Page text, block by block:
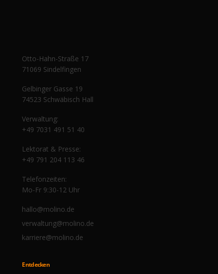
Otto-Hahn-Straße 17
71069 Sindelfingen
Gelbinger Gasse 19
74523 Schwäbisch Hall
Verwaltung:
+49 7031 491 51 40
Lektorat & Presse:
+49 791 204 113 46
Telefonzeiten:
Mo-Fr 9:30-12 Uhr
hallo@molino.de
verwaltung@molino.de
karriere@molino.de
Entdecken